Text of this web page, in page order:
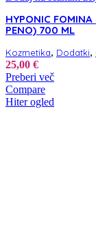
HYPONIC
PENO) 700 ML
Kozmetika, Dodatki,
25,00 €
Preberi več
Compare
Hiter ogled